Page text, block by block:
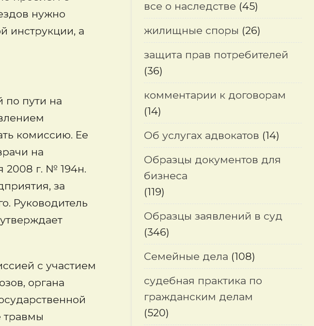
нужно
инструкции, а
по пути на
комиссию. Ее
на
2008 г. № 194н.
за
Руководитель
с участием
органа
травмы
все о наследстве (45)
жилищные споры (26)
защита прав потребителей
(36)
комментарии к договорам
(14)
Об услугах адвокатов (14)
Образцы документов для
бизнеса
(119)
Образцы заявлений в суд
(346)
Семейные дела (108)
судебная практика по
гражданским делам
(520)